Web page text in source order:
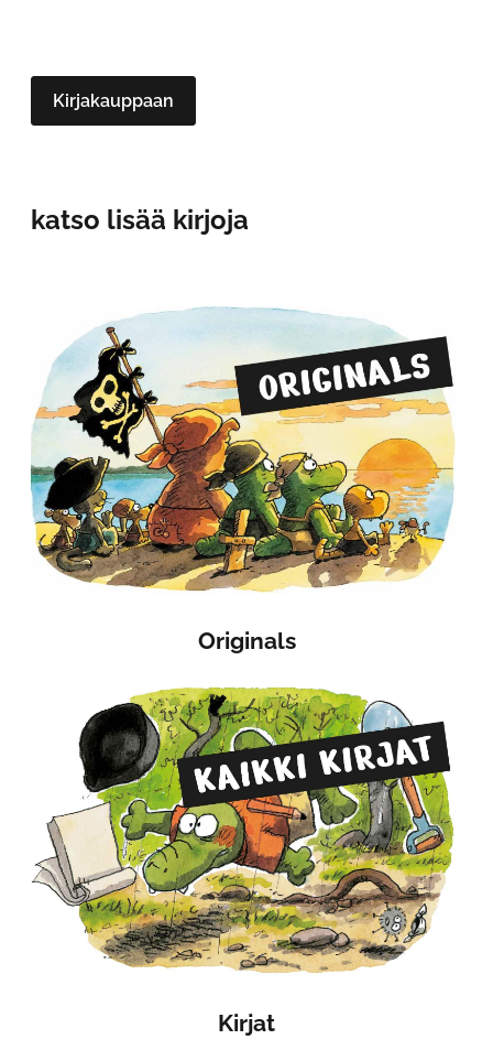
Kirjakauppaan
katso lisää kirjoja
Originals
Kirjat